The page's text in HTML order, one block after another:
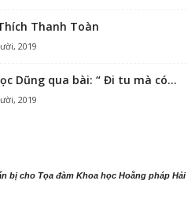
Thanh Toàn
2019
Dũng qua bài: “ Đi tu mà có...
2019
bị cho Tọa đàm Khoa học Hoằng pháp Hải